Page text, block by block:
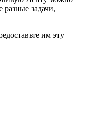
разные задачи,
им эту